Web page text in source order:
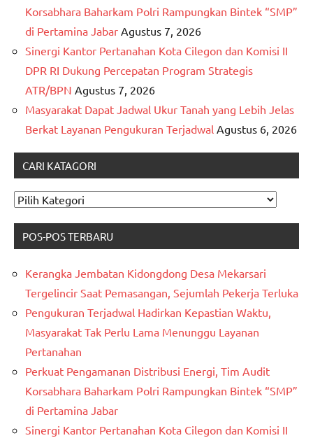
Korsabhara Baharkam Polri Rampungkan Bintek “SMP”
di Pertamina Jabar Agustus 7, 2026
Sinergi Kantor Pertanahan Kota Cilegon dan Komisi II
DPR RI Dukung Percepatan Program Strategis
ATR/BPN Agustus 7, 2026
Masyarakat Dapat Jadwal Ukur Tanah yang Lebih Jelas
Berkat Layanan Pengukuran Terjadwal Agustus 6, 2026
CARI KATAGORI
CARI
POS-POS TERBARU
Kerangka Jembatan Kidongdong Desa Mekarsari
Tergelincir Saat Pemasangan, Sejumlah Pekerja Terluka
Pengukuran Terjadwal Hadirkan Kepastian Waktu,
Masyarakat Tak Perlu Lama Menunggu Layanan
Pertanahan
Perkuat Pengamanan Distribusi Energi, Tim Audit
Korsabhara Baharkam Polri Rampungkan Bintek “SMP”
di Pertamina Jabar
Sinergi Kantor Pertanahan Kota Cilegon dan Komisi II